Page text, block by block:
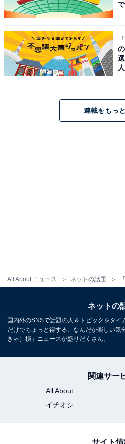
All About ニュース ネットの話題
連載をもっ
ネットの
国内外のSNSで話題の人＆トピックをタイ
だけでちょっと得する、なんだか楽しい気
きゃ）損」ニュースが盛りだくさん。
関連サー
All About
イチオシ
サイト情